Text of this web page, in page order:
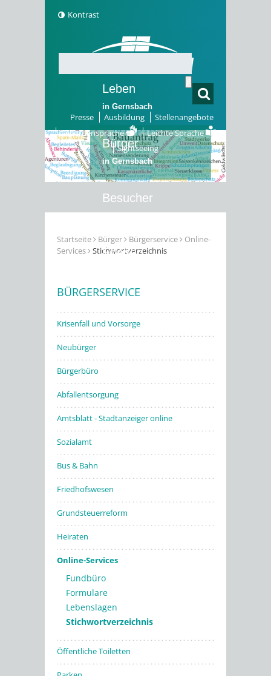
Kontrast
Presse Ausbildung
Stellenangebote
Gebärdensprache
Leichte Sprache
Sightseeing
Leben
in Gernsbach
Bürger
in Gernsbach
Besucher
Erleben
Startseite Bürger Bürgerservice
Online-
Services
Stichwortverzeichnis
BÜRGERSERVICE
Krisenfall und Vorsorge
Neubürger
Bürgerbüro
Abfallentsorgung
Amtsblatt - Stadtanzeiger online
Sozialamt
Bus & Bahn
Friedhofswesen
Grundsteuerreform
Heiraten
Online-Services
Fundbüro
Formulare
Lebenslagen
Stichwortverzeichnis
Öffentliche Toiletten